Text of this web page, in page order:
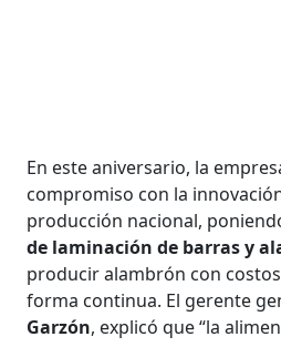
En este aniversario, la
compromiso con la
producción nacional,
de laminación de barras y
producir alambrón con
forma continua. El gerente
Garzón, explicó que “la